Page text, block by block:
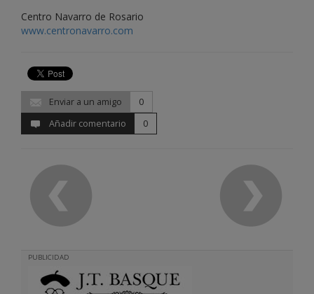
Centro Navarro de Rosario
www.centronavarro.com
Enviar a un amigo
0
Añadir comentario
0
PUBLICIDAD